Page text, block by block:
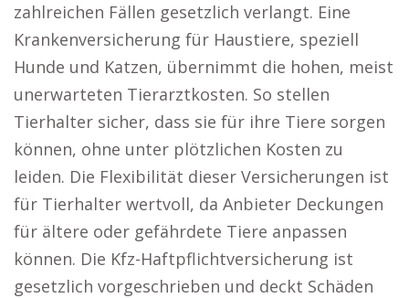
zahlreichen Fällen gesetzlich verlangt. Eine
Krankenversicherung für Haustiere, speziell
Hunde und Katzen, übernimmt die hohen, meist
unerwarteten Tierarztkosten. So stellen
Tierhalter sicher, dass sie für ihre Tiere sorgen
können, ohne unter plötzlichen Kosten zu
leiden. Die Flexibilität dieser Versicherungen ist
für Tierhalter wertvoll, da Anbieter Deckungen
für ältere oder gefährdete Tiere anpassen
können. Die Kfz-Haftpflichtversicherung ist
gesetzlich vorgeschrieben und deckt Schäden